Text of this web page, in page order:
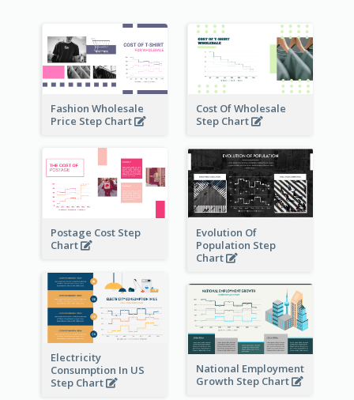
Fashion Wholesale
Price Step Chart
Cost Of Wholesale
Step Chart
Postage Cost Step
Chart
Evolution Of
Population Step
Chart
Electricity
Consumption In US
Step Chart
National Employment
Growth Step Chart